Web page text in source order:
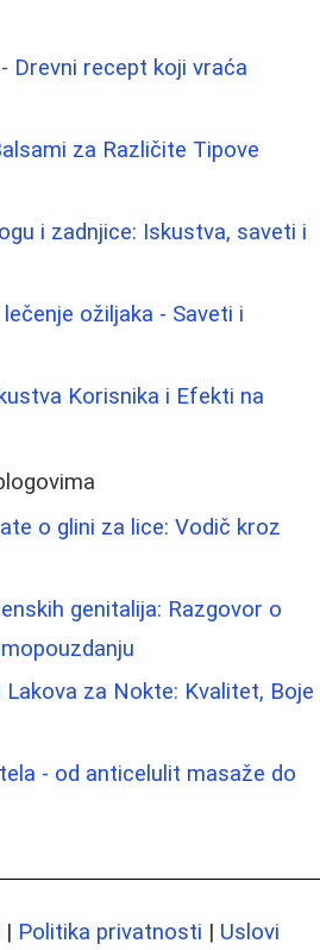
Drevni recept koji vraća
za Različite Tipove
i zadnjice: Iskustva, saveti i
ožiljaka - Saveti i
Korisnika i Efekti na
o glini za lice: Vodič kroz
genitalija: Razgovor o
za Nokte: Kvalitet, Boje
- od anticelulit masaže do
| Politika privatnosti | Uslovi